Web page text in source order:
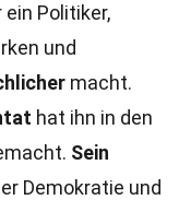
Politiker,
und
macht.
hat ihn in den
Sein
Demokratie und